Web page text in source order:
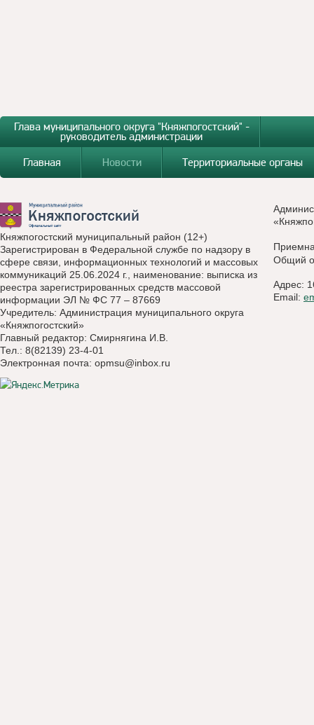
Глава муниципального округа "Княжпогостский" -
руководитель администрации
Главная
Новости Территориальные органы
Княжпогостский муниципальный район (12+)
Зарегистрирован в Федеральной службе по надзору в
сфере связи, информационных технологий и массовых
коммуникаций 25.06.2024 г., наименование: выписка из
реестра зарегистрированных средств массовой
информации ЭЛ № ФС 77 – 87669
Учредитель: Администрация муниципального округа
«Княжпогостский»
Главный редактор: Смирнягина И.В.
Тел.: 8(82139) 23-4-01
Электронная почта: opmsu@inbox.ru
Общий
Адрес:
Email: